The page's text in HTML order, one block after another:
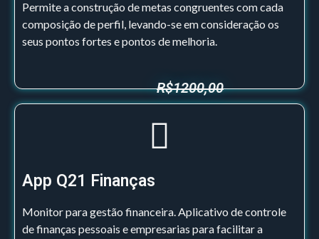
Permite a construção de metas congruentes com cada
composição de perfil, levando-se em consideração os
seus pontos fortes e pontos de melhoria.
App Q21 Finanças
Monitor para gestão financeira. Aplicativo de controle
de finanças pessoais e empresarias para facilitar a
R$1200,00